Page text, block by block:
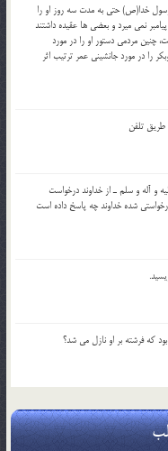
خدا(ص) حتی به مدت سه روز او را
نمي ميرد و بعضي ها عقيده داشتند
چنین مردمی دستور او را در مورد
را در مورد جانشيني عمر ترتیب اثر
تلفن
و آله و سلم ـ از خداوند درخواست
شده خداوند چه پاسخ داده است
كه فرشته بر او نازل مي شد؟